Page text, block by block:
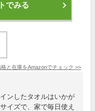
でみる
格と在庫をAmazonでチェック >>
ンしたタオルはいかが
イズで、家で毎日使え